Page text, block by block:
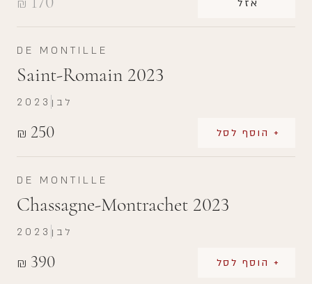
₪ אזל
DE MONTILLE
Saint-Romain 2023
₪ 250 + הוסף לסל
2023 לבן
DE MONTILLE
Chassagne-Montrachet 2023
₪ 390 + הוסף לסל
2023 לבן